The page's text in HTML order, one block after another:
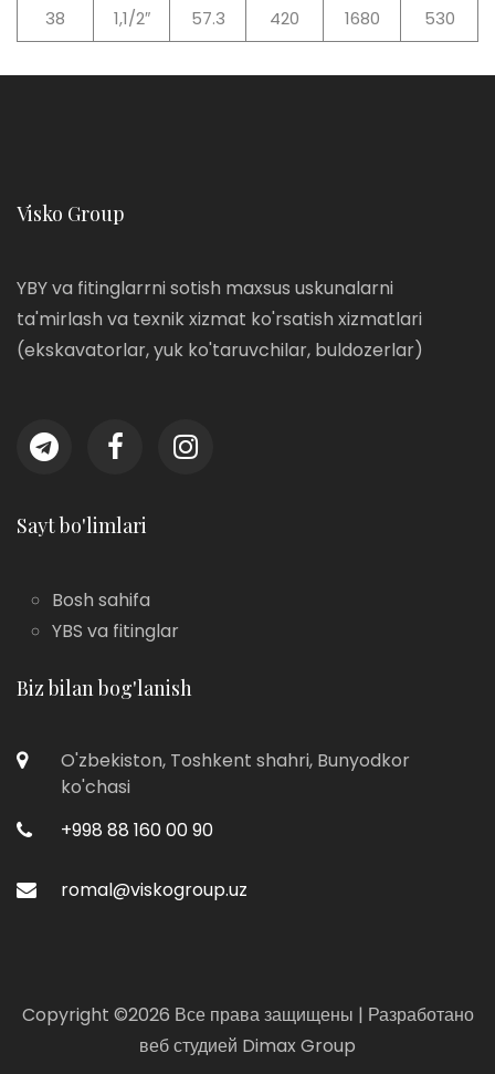
38
1,1/2″ 57.3 420 1680 530
Visko Group
YBY va fitinglarrni sotish maxsus uskunalarni
ta'mirlash va texnik xizmat ko'rsatish xizmatlari
(ekskavatorlar, yuk ko'taruvchilar, buldozerlar)
Sayt bo'limlari
Bosh sahifa
YBS va fitinglar
Biz bilan bog'lanish
O'zbekiston, Toshkent shahri, Bunyodkor
ko'chasi
+998 88 160 00 90
romal@viskogroup.uz
Copyright ©2026 Все права защищены | Разработано
веб студией Dimax Group